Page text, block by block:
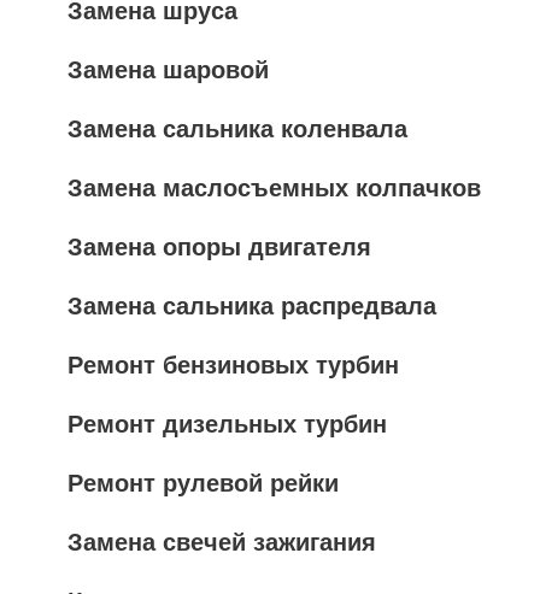
Замена шруса
Замена шаровой
Замена сальника коленвала
Замена маслосъемных колпачков
Замена опоры двигателя
Замена сальника распредвала
Ремонт бензиновых турбин
Ремонт дизельных турбин
Ремонт рулевой рейки
Замена свечей зажигания